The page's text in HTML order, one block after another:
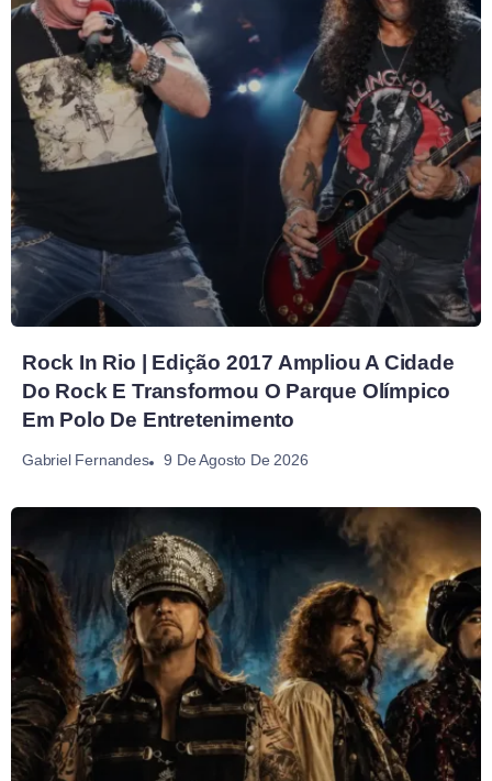
Rock In Rio | Edição 2017 Ampliou A Cidade
Do Rock E Transformou O Parque Olímpico
Em Polo De Entretenimento
Gabriel Fernandes 9 De Agosto De 2026